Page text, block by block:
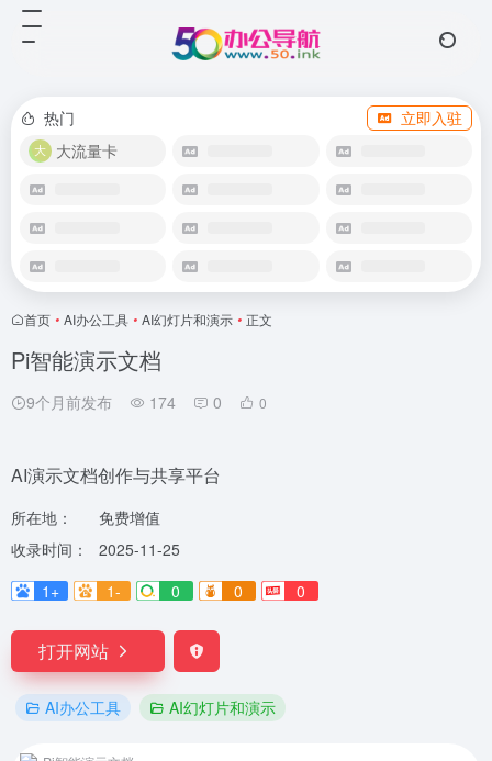
热门
立即入驻
大流量卡
首页 • AI办公工具 • AI幻灯片和演示 • 正文
Pi智能演示文档
9个月前发布 174 0 0
AI演示文档创作与共享平台
所在地：
免费增值
收录时间：
2025-11-25
1+
1- 0 0 0
打开网站
AI办公工具 AI幻灯片和演示